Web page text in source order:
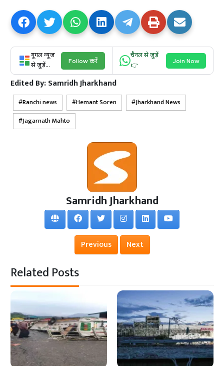
गूगल न्यूज
से जुड़ें...
Follow करें
चैनल से जुड़ें
👉
Join Now
Edited By:Samridh Jharkhand
Ranchi news Hemant Soren
Jharkhand News
Jagarnath Mahto
Samridh Jharkhand
Previous Next
Related Posts